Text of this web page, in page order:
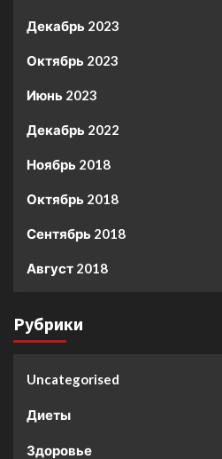
Декабрь 2023
Октябрь 2023
Июнь 2023
Декабрь 2022
Ноябрь 2018
Октябрь 2018
Сентябрь 2018
Август 2018
Рубрики
Uncategorised
Диеты
Здоровье